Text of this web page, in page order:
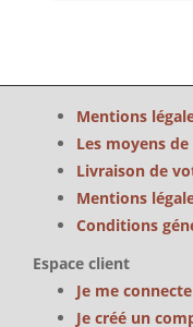
Mentions
Les moyens
Livraison de
Mentions
Conditions
Espace client
Je me connecte
Je créé un